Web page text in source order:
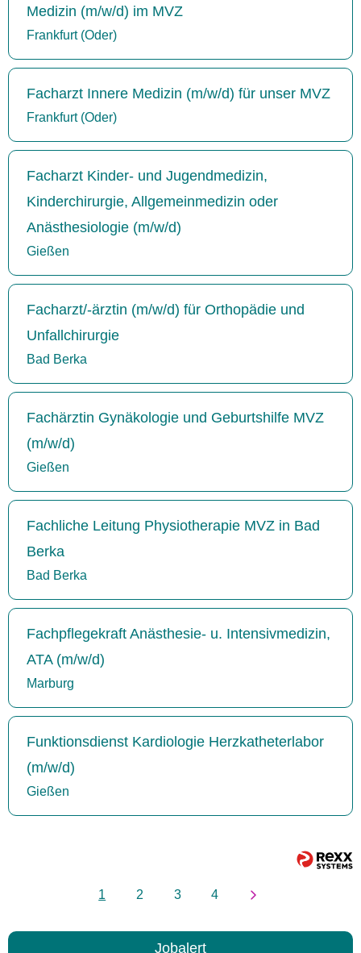
Medizin (m/w/d) im MVZ
Frankfurt (Oder)
Facharzt Innere Medizin (m/w/d) für unser MVZ
Frankfurt (Oder)
Facharzt Kinder- und Jugendmedizin,
Kinderchirurgie, Allgemeinmedizin oder
Anästhesiologie (m/w/d)
Gießen
Facharzt/-ärztin (m/w/d) für Orthopädie und
Unfallchirurgie
Bad Berka
Fachärztin Gynäkologie und Geburtshilfe MVZ
(m/w/d)
Gießen
Fachliche Leitung Physiotherapie MVZ in Bad
Berka
Bad Berka
Fachpflegekraft Anästhesie- u. Intensivmedizin,
ATA (m/w/d)
Marburg
Funktionsdienst Kardiologie Herzkatheterlabor
(m/w/d)
Gießen
1 2 3 4
Jobalert